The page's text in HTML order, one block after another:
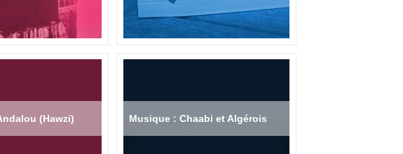
(Hawzi) Musique : Chaabi et Algérois